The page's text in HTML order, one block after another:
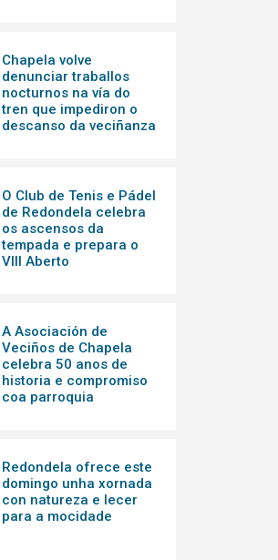
Chapela volve
denunciar traballos
nocturnos na vía do
tren que impediron o
descanso da veciñanza
O Club de Tenis e Pádel
de Redondela celebra
os ascensos da
tempada e prepara o
VIII Aberto
A Asociación de
Veciños de Chapela
celebra 50 anos de
historia e compromiso
coa parroquia
Redondela ofrece este
domingo unha xornada
con natureza e lecer
para a mocidade